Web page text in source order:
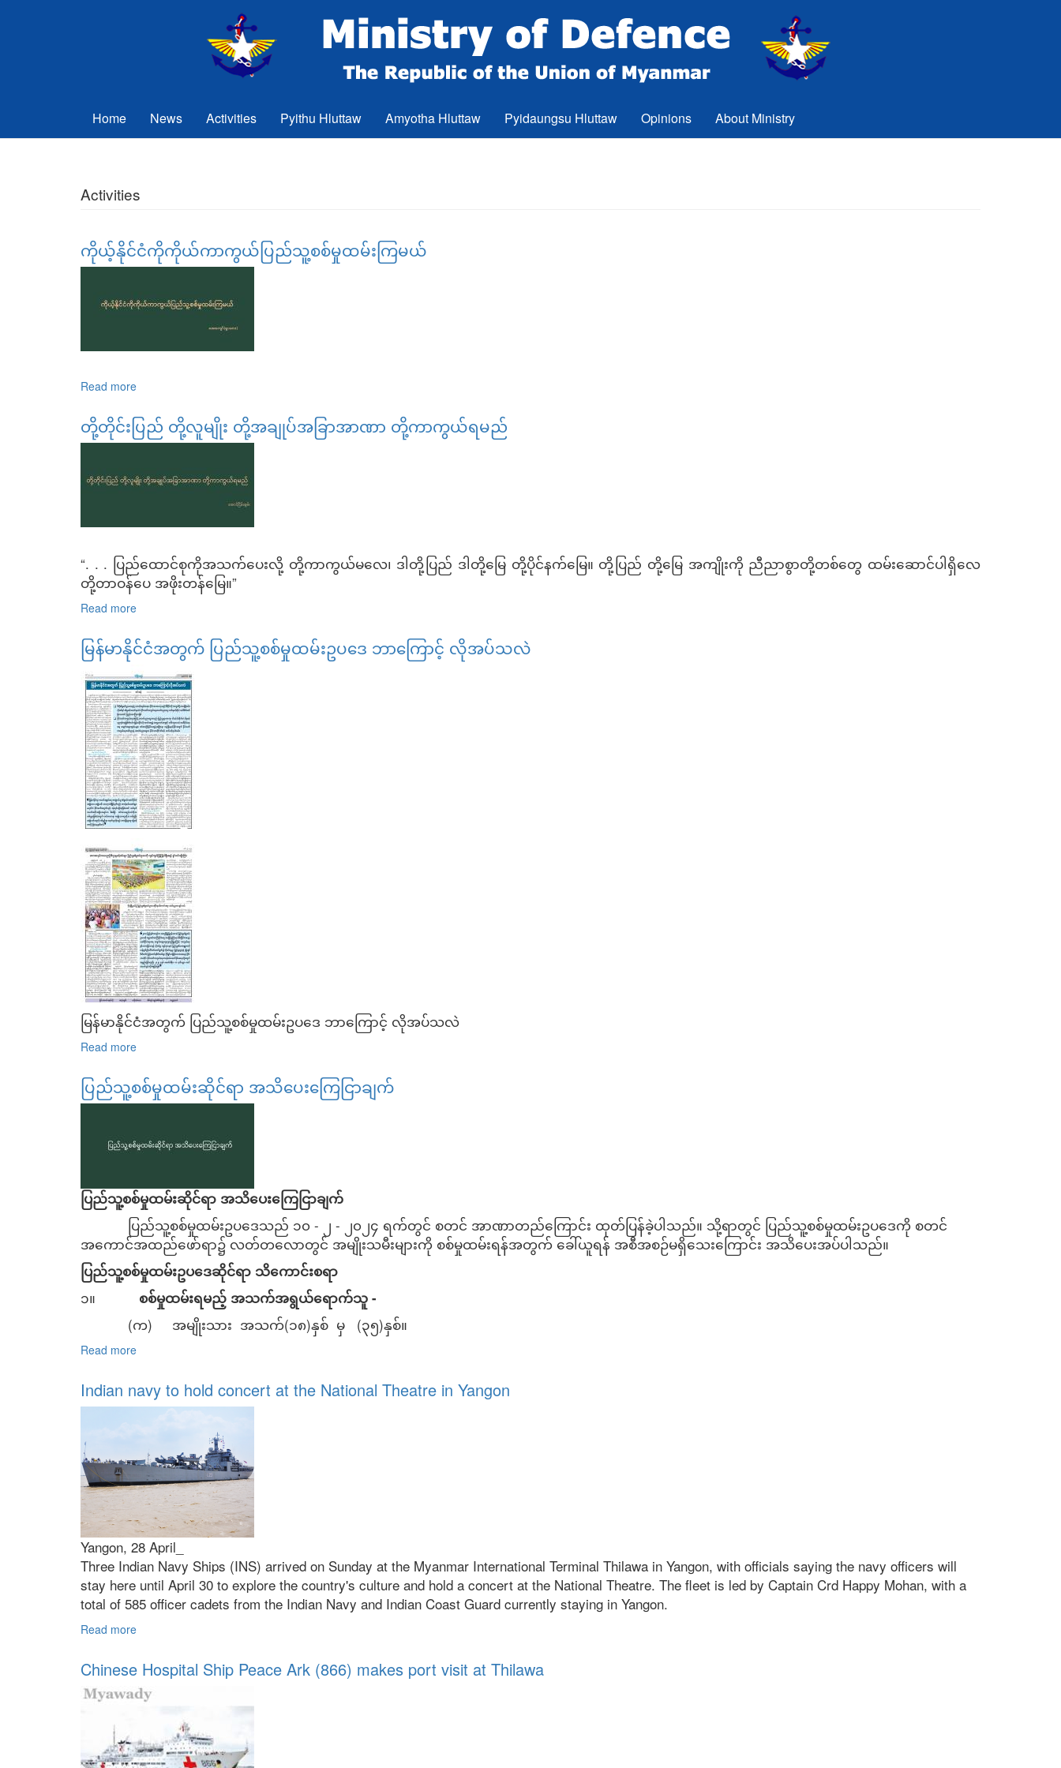
Home News Activities Pyithu Hluttaw Amyotha Hluttaw Pyidaungsu Hluttaw Opinions About Ministry
Activities
ကိုယ့်နိုင်ငံကိုကိုယ်ကာကွယ်ပြည်သူ့စစ်မှုထမ်းကြမယ်
Read more
တို့တိုင်းပြည် တို့လူမျိုး တို့အချုပ်အခြာအာဏာ တို့ကာကွယ်ရမည်
“. . . ပြည်ထောင်စုကိုအသက်ပေးလို့ တို့ကာကွယ်မလေ၊ ဒါတို့ပြည် ဒါတို့မြေ တို့ပိုင်နက်မြေ။ တို့ပြည် တို့မြေ အကျိုးကို ညီညာစွာတို့တစ်တွေ ထမ်းဆောင်ပါရှိလေ
တို့တာဝန်ပေ အဖိုးတန်မြေ။”
Read more
မြန်မာနိုင်ငံအတွက် ပြည်သူ့စစ်မှုထမ်းဥပဒေ ဘာကြောင့် လိုအပ်သလဲ
မြန်မာနိုင်ငံအတွက် ပြည်သူ့စစ်မှုထမ်းဥပဒေ ဘာကြောင့် လိုအပ်သလဲ
Read more
ပြည်သူ့စစ်မှုထမ်းဆိုင်ရာ အသိပေးကြေငြာချက်
ပြည်သူ့စစ်မှုထမ်းဆိုင်ရာ အသိပေးကြေငြာချက်
ပြည်သူ့စစ်မှုထမ်းဥပဒေသည် ၁၀ - ၂ - ၂၀၂၄ ရက်တွင် စတင် အာဏာတည်ကြောင်း ထုတ်ပြန်ခဲ့ပါသည်။ သို့ရာတွင် ပြည်သူ့စစ်မှုထမ်းဥပဒေကို စတင်
အကောင်အထည်ဖော်ရာ၌ လတ်တလောတွင် အမျိုးသမီးများကို စစ်မှုထမ်းရန်အတွက် ခေါ်ယူရန် အစီအစဉ်မရှိသေးကြောင်း အသိပေးအပ်ပါသည်။
ပြည်သူ့စစ်မှုထမ်းဥပဒေဆိုင်ရာ သိကောင်းစရာ
၁။ စစ်မှုထမ်းရမည့် အသက်အရွယ်ရောက်သူ -
(က) အမျိုးသား အသက်(၁၈)နှစ် မှ (၃၅)နှစ်။
Read more
Indian navy to hold concert at the National Theatre in Yangon
Yangon, 28 April_
Three Indian Navy Ships (INS) arrived on Sunday at the Myanmar International Terminal Thilawa in Yangon, with officials saying the navy officers will
stay here until April 30 to explore the country's culture and hold a concert at the National Theatre. The fleet is led by Captain Crd Happy Mohan, with a
total of 585 officer cadets from the Indian Navy and Indian Coast Guard currently staying in Yangon.
Read more
Chinese Hospital Ship Peace Ark (866) makes port visit at Thilawa